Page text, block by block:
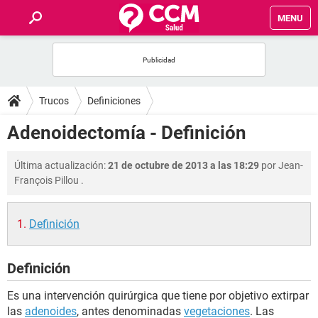
MENU
FOROS
SALUD
FAMILIA
NUTRICIÓN
SEXUALIDAD
GLOSARIO
Trucos Definiciones
Adenoidectomía - Definición
Última actualización:21 de octubre de 2013 a las 18:29 porJean-
François Pillou .
Definición
Definición
Es una intervención quirúrgica que tiene por objetivo extirpar
las adenoides, antes denominadas vegetaciones. Las